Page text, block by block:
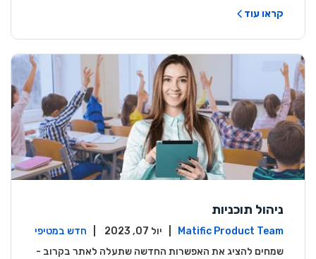
קראו עוד
ניהול תוכניות
Matific Product Team
חדש במטיפי
שמחים להציג את האפשרות החדשה שתעלה לאתר בקרוב -